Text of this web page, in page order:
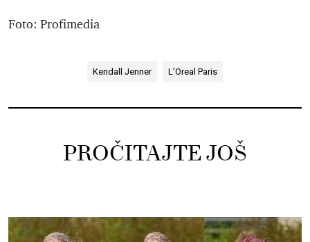
Foto: Profimedia
Kendall Jenner L’Oreal Paris
PROČITAJTE JOŠ